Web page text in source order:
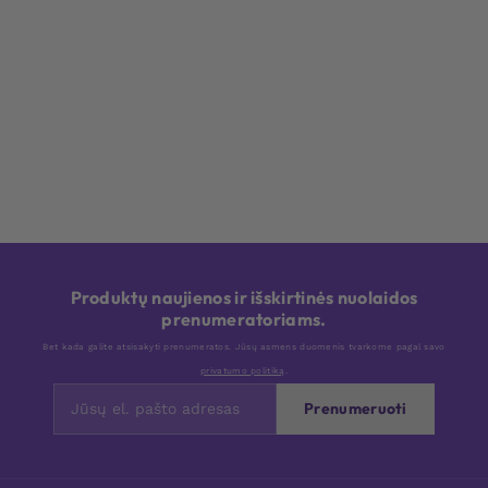
Produktų naujienos ir išskirtinės nuolaidos
prenumeratoriams.
Bet kada galite atsisakyti prenumeratos. Jūsų asmens duomenis tvarkome pagal savo
privatumo politiką .
Prenumeruoti